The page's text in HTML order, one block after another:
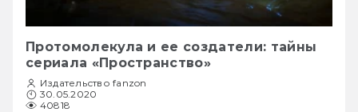
Протомолекула и ее создатели: тайны
сериала «Пространство»
Издательство fanzon
30.05.2020
40818